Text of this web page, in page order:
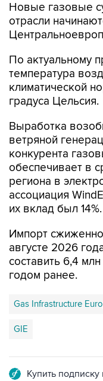
Новые газовые
отрасли
По актуальному
температура
климатической
градуса Цельсия.
Выработка
ветряной
конкурента
обеспечивает в
региона в
ассоциация
их вклад был 14%.
Импорт
августе 2026
составить 6,4
годом ранее.
Gas Infrastructure
GIE
Купить